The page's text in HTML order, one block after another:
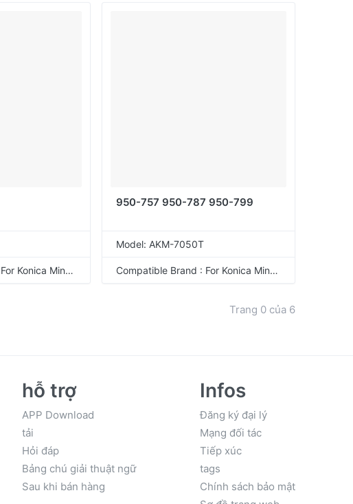
Compatible Brand : For Konica Minolta
950-757 950-787 950-799
Model: AKM-7050T
Compatible Brand : For Konica Minolta
Trang 0 của 6
hỗ trợ
APP Download
tải
Hỏi đáp
Bảng chú giải thuật ngữ
Sau khi bán hàng
Infos
Đăng ký đại lý
Mạng đối tác
Tiếp xúc
tags
Chính sách bảo mật